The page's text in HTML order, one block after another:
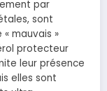
par
sont
mauvais »
protecteur
leur présence
elles sont